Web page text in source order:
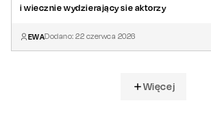
i wiecznie wydzierający sie aktorzy
EWADodano:22 czerwca 2026
Więcej